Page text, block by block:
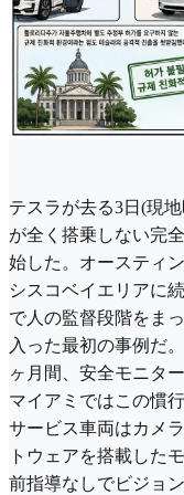
テスラが去る3日(現
が全く搭乗しない完
始した。オースティ
シスコベイエリアに
で人の監督段階をま
入った最初の事例だ
ヶ月間、安全モニタ
マイアミではこの慣
サービス車両はカメ
トウェアを搭載した
前指導なしでビジョ